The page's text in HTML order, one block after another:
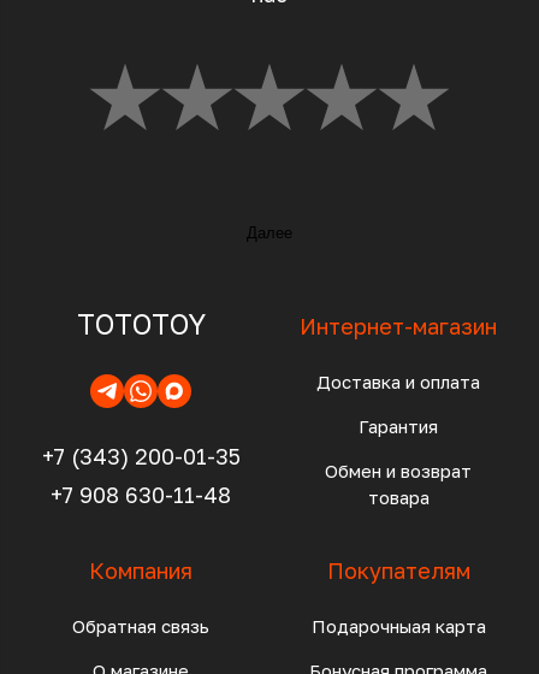
Далее
TOTOTOY
+7 (343) 200-01-35
+7 908 630-11-48
Интернет-магазин
Доставка и оплата
Гарантия
Обмен и возврат
товара
Компания
Обратная связь
Покупателям
Подарочныая карта